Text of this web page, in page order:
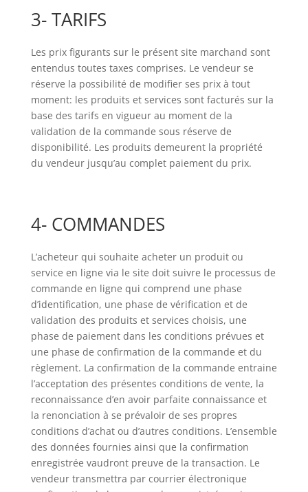
3- TARIFS
Les prix figurants sur le présent site marchand sont
entendus toutes taxes comprises. Le vendeur se
réserve la possibilité de modifier ses prix à tout
moment: les produits et services sont facturés sur la
base des tarifs en vigueur au moment de la
validation de la commande sous réserve de
disponibilité. Les produits demeurent la propriété
du vendeur jusqu’au complet paiement du prix.
4- COMMANDES
L’acheteur qui souhaite acheter un produit ou
service en ligne via le site doit suivre le processus de
commande en ligne qui comprend une phase
d’identification, une phase de vérification et de
validation des produits et services choisis, une
phase de paiement dans les conditions prévues et
une phase de confirmation de la commande et du
règlement. La confirmation de la commande entraine
l’acceptation des présentes conditions de vente, la
reconnaissance d’en avoir parfaite connaissance et
la renonciation à se prévaloir de ses propres
conditions d’achat ou d’autres conditions. L’ensemble
des données fournies ainsi que la confirmation
enregistrée vaudront preuve de la transaction. Le
vendeur transmettra par courrier électronique